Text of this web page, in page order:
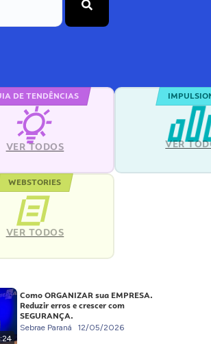
DE TENDÊNCIAS
VER TODOS VER
WEBSTORIES
VER TODOS
Como ORGANIZAR sua EMPRESA.
Reduzir erros e crescer com
SEGURANÇA.
Sebrae Paraná 12/05/2026